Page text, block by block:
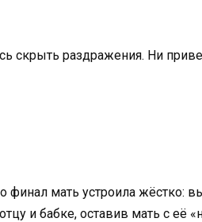
скрыть раздражения. Ни
мать устроила жёстко:
и бабке, оставив мать с её